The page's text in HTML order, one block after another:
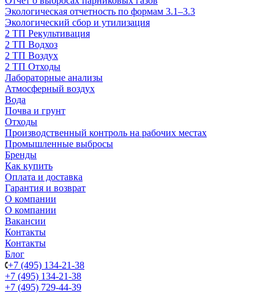
Экологическая отчетность по формам 3.1–3.3
Экологический сбор и утилизация
2 ТП Рекультивация
2 ТП Водхоз
2 ТП Воздух
2 ТП Отходы
Лабораторные анализы
Атмосферный воздух
Вода
Почва и грунт
Отходы
Производственный контроль на рабочих местах
Промышленные выбросы
Бренды
Как купить
Оплата и доставка
Гарантия и возврат
О компании
О компании
Вакансии
Контакты
Контакты
Блог
+7 (495) 134-21-38
+7 (495) 134-21-38
+7 (495) 729-44-39